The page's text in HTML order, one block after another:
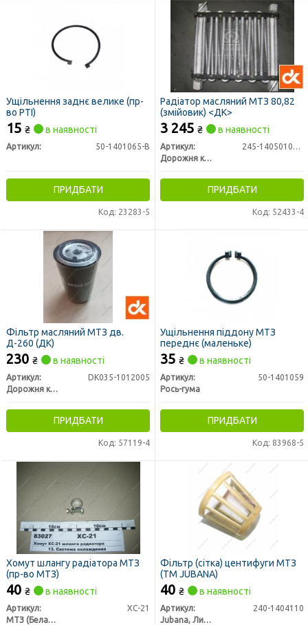
Ущільнення заднє велике (пр-
во РТІ)
15 ₴ в наявності
Артикул: 50-1401065-В
ПРИДБАТИ
Код: 23283-5
Радіатор масляний МТЗ 80,82
(змійовик) <ДК>
3 245 ₴ в наявності
Артикул:
245-1405010А-01
Дорожня карта
ПРИДБАТИ
Код: 52433-4
Фільтр масляний МТЗ дв.
Д-260 (ДК)
230 ₴ в наявності
Артикул:
DK035-1012005
Дорожня карта
ПРИДБАТИ
Код: 57119-4
Ущільнення піддону МТЗ
переднє (маленьке)
35 ₴ в наявності
Артикул:
50-1401059
Рось-гума
ПРИДБАТИ
Код: 83968-5
Хомут шлангу радіатора МТЗ
(пр-во МТЗ)
40 ₴ в наявності
Артикул:
ХС-21
МТЗ (Беларусь)
Фільтр (сітка) центифуги МТЗ
(ТМ JUBANA)
40 ₴ в наявності
Артикул:
240-1404110
Jubana, Литва